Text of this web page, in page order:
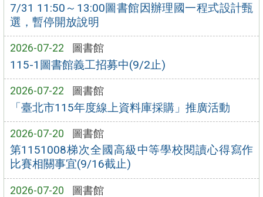
7/31 11:50～13:00圖書館因辦理國一程式設計甄
選，暫停開放說明
2026-07-22 圖書館
115-1圖書館義工招募中(9/2止)
2026-07-22 圖書館
「臺北市115年度線上資料庫採購」推廣活動
2026-07-20 圖書館
第1151008梯次全國高級中等學校閱讀心得寫作
比賽相關事宜(9/16截止)
2026-07-20 圖書館